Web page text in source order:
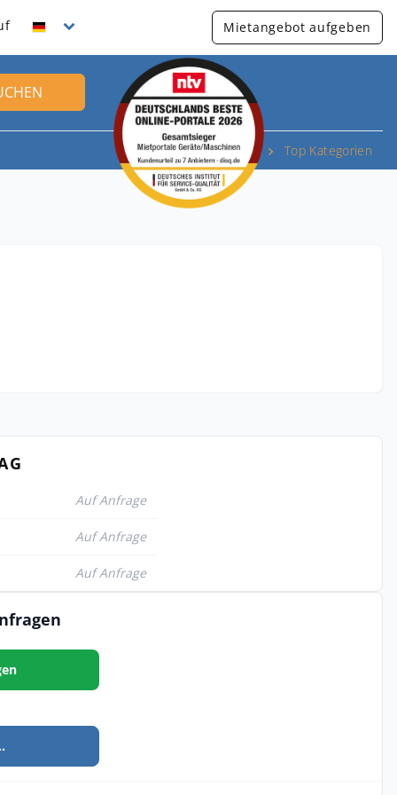
Mietangebot aufgeben
Top Kategorien
Auf Anfrage
Auf Anfrage
Auf Anfrage